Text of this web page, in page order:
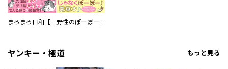
まろまろ日和【豪華版】 野性のぽーぽー【豪華版】
ヤンキー・極道 もっと見る